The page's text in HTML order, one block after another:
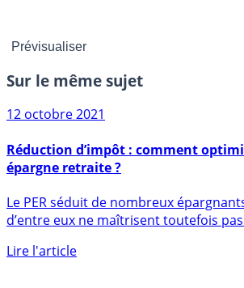
Sur le même sujet
12 octobre 2021
Réduction d’impôt : comment
épargne retraite ?
Le PER séduit de nombreux
d’entre eux ne maîtrisent toutefois
Lire l'article